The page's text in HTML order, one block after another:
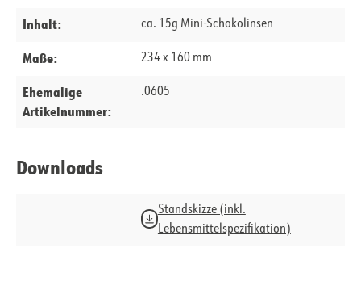
Inhalt: ca. 15g Mini-Schokolinsen
Maße: 234 x 160 mm
Ehemalige
Artikelnummer:
.0605
Downloads
Standskizze (inkl.
Lebensmittelspezifikation)